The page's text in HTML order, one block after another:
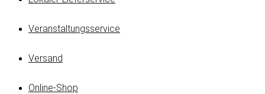
Veranstaltungsservice
Versand
Online-Shop